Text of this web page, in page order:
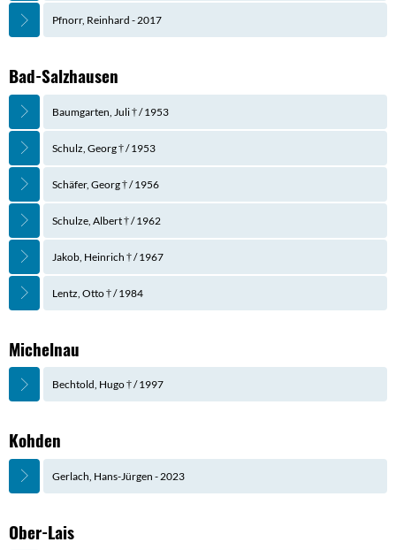
Pfnorr, Reinhard - 2017
Bad-Salzhausen
Baumgarten, Juli † / 1953
Schulz, Georg † / 1953
Schäfer, Georg † / 1956
Schulze, Albert † / 1962
Jakob, Heinrich † / 1967
Lentz, Otto † / 1984
Michelnau
Bechtold, Hugo † / 1997
Kohden
Gerlach, Hans-Jürgen - 2023
Ober-Lais